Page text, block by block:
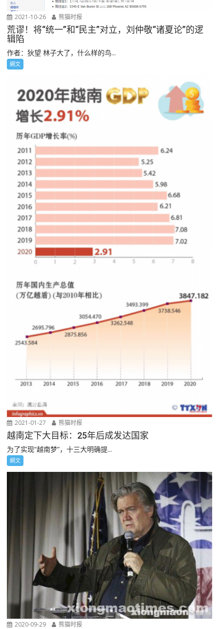
2021-10-26 熊猫时报
荒谬！将“统一”和“民主”对立，刘仲敬“诸夏论”的逻
辑陷
作者：狄望 林子大了，什么样的鸟...
網文
2021-01-27 熊猫时报
越南定下大目标：25年后成发达国家
为了实现“越南梦”，十三大明确提...
網文
2020-09-29 熊猫时报